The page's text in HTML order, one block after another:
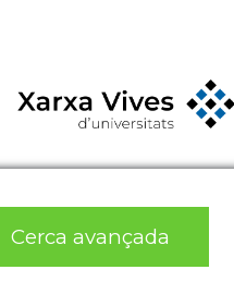
Cerca avançada